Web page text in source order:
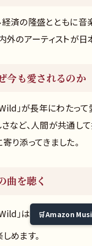
経済の隆盛とともに
外のアーティストが
今も愛されるのか
」が長年にわたっ
など、人間が共通し
り添ってきました。
曲を聴く
」は Amazon
めます。